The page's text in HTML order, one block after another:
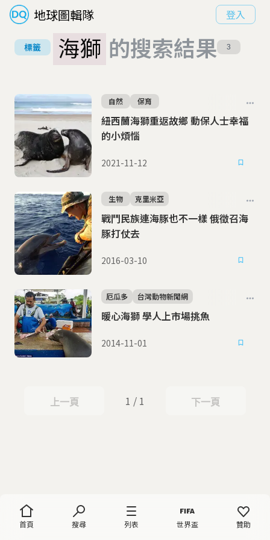
地球圖輯隊 登入
首頁 搜尋 列表 世界盃 贊助
標籤 海獅 的搜索結果 3
紐西蘭海獅重返故鄉 動保人士幸福
的小煩惱
自然 保育
2021-11-12
戰鬥民族連海豚也不一樣 俄徵召海
豚打仗去
生物 克里米亞
2016-03-10
暖心海獅 學人上市場挑魚
厄瓜多 台灣動物新聞網
2014-11-01
上一頁
上一頁 1 / 1 下一頁
下一頁